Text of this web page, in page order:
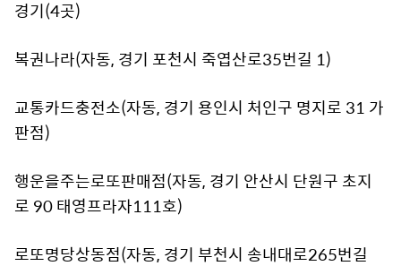
경기(4곳)
복권나라(자동, 경기 포천시 죽엽산로35번길 1)
교통카드충전소(자동, 경기 용인시 처인구 명지로 31 가
판점)
행운을주는로또판매점(자동, 경기 안산시 단원구 초지
로 90 태영프라자111호)
로또명당상동점(자동, 경기 부천시 송내대로265번길